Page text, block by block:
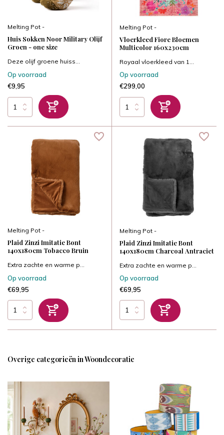
Melting Pot -
Huis Sokken Noor Military Olijf
Groen - one size
Deze olijf groene huiss...
Op voorraad
€9,95
Melting Pot -
Vloerkleed Fiore Bloemen
Multicolor 160x230cm
Royaal vloerkleed van 1...
Op voorraad
€299,00
Melting Pot -
Plaid Zinzi Imitatie Bont
140x180cm Tobacco Bruin
Extra zachte en warme p...
Op voorraad
€69,95
Melting Pot -
Plaid Zinzi Imitatie Bont
140x180cm Charcoal Antraciet
Extra zachte en warme p...
Op voorraad
€69,95
Overige categorieën in Woondecoratie